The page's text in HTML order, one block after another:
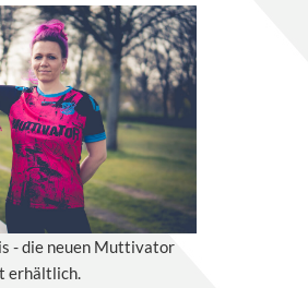
- die neuen Muttivator
erhältlich.